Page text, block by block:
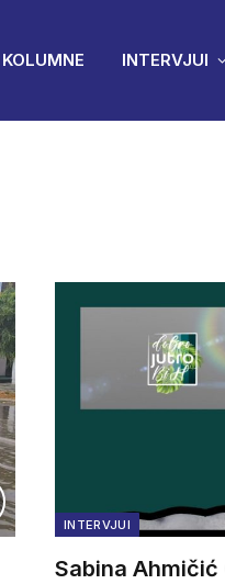
KOLUMNE INTERVJUI
INTERVJUI
Sabina